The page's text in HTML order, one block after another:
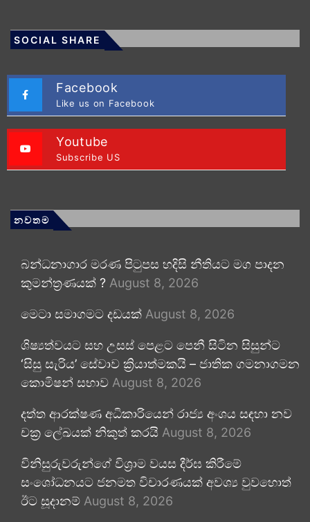
SOCIAL SHARE
Facebook
Like us on Facebook
Youtube
Subscribe US
නවතම
බන්ධනාගාර මරණ පිටුපස හදිසි නීතියට මග පාදන
කුමන්ත්‍රණයක් ? August 8, 2026
මෙටා සමාගමට දඩයක් August 8, 2026
ශිෂ්‍යත්වයට සහ උසස් පෙළට පෙනී සිටින සිසුන්ට
‘සිසු සැරිය’ සේවාව ක්‍රියාත්මකයි – ජාතික ගමනාගමන
කොමිෂන් සභාව August 8, 2026
දත්ත ආරක්ෂණ අධිකාරියෙන් රාජ්‍ය අංශය සඳහා නව
චක්‍ර ලේඛයක් නිකුත් කරයි August 8, 2026
විනිසුරුවරුන්ගේ විශ්‍රාම වයස දීර්ඝ කිරීමේ
සංශෝධනයට ජනමත විචාරණයක් අවශ්‍ය වුවහොත්
ඊට සූදානම් August 8, 2026